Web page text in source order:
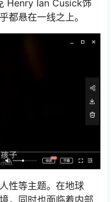
Henry Ian Cusick饰
都悬在一线之上。
性等主题。在地球
，同时也面临着内部